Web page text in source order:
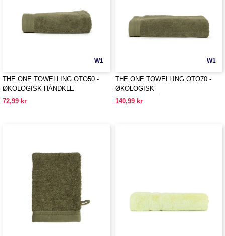
W1
THE ONE TOWELLING OTO50 -
ØKOLOGISK HÅNDKLE
72,99 kr
W1
THE ONE TOWELLING OTO70 -
ØKOLOGISK
BADEROMSHÅNDKLE
140,99 kr